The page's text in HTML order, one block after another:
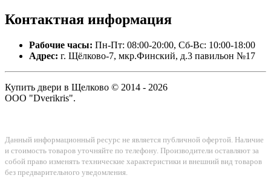
Контактная информация
Рабочие часы: Пн-Пт: 08:00-20:00, Сб-Вс: 10:00-18:00
Адрес: г. Щёлково-7, мкр.Финский, д.3 павильон №17
Купить двери в Щелково © 2014 - 2026
ООО "Dverikris".
Данный информационный ресурс не является публичной офертой. Наличие
и стоимость товаров уточняйте по телефону. Производители оставляют за
собой право изменять технические характеристики и внешний вид товаров
без предварительного уведомления.